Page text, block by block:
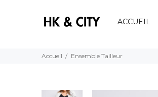
ACCUEIL
Accueil Ensemble Tailleur